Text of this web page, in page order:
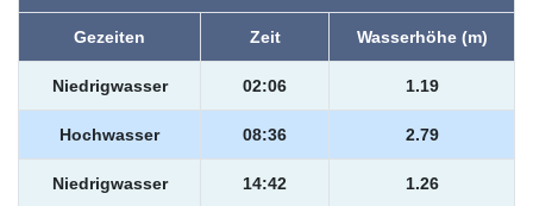
Gezeiten Zeit Wasserhöhe (m)
Niedrigwasser 02:06 1.19
Hochwasser 08:36 2.79
Niedrigwasser 14:42 1.26